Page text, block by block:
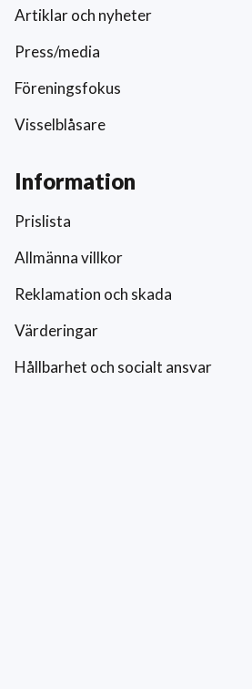
Artiklar och nyheter
Press/media
Föreningsfokus
Visselblåsare
Information
Prislista
Allmänna villkor
Reklamation och skada
Värderingar
Hållbarhet och socialt ansvar